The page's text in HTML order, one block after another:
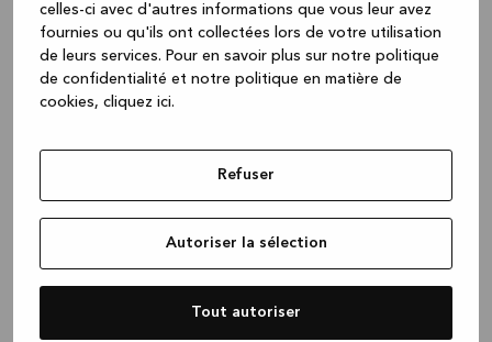
celles-ci avec d'autres informations que vous leur avez
fournies ou qu'ils ont collectées lors de votre utilisation
de leurs services. Pour en savoir plus sur notre politique
de confidentialité et notre politique en matière de
cookies, cliquez ici.
Refuser
Autoriser la sélection
Tout autoriser
loadingwww.kvik.be (see the browser console for more
information)